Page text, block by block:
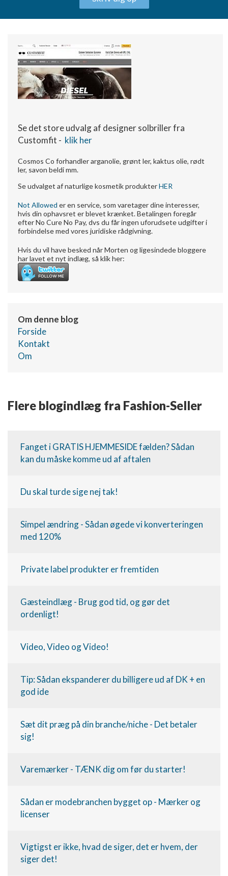
Se det store udvalg af designer solbriller fra
Customfit - klik her
Cosmos Co forhandler arganolie, grønt ler, kaktus olie, rødt
ler, savon beldi mm.
Se udvalget af naturlige kosmetik produkterHER
Not Allowed er en service, som varetager dine interesser,
hvis din ophavsret er blevet krænket. Betalingen foregår
efter No Cure No Pay, dvs du får ingen uforudsete udgifter i
forbindelse med vores juridiske rådgivning.
Hvis du vil have besked når Morten og ligesindede bloggere
har lavet et nyt indlæg, så klik her:
Om denne blog
Forside
Kontakt
Om
Flere blogindlæg fra Fashion-Seller
Fanget i GRATIS HJEMMESIDE fælden? Sådan
kan du måske komme ud af aftalen
Du skal turde sige nej tak!
Simpel ændring - Sådan øgede vi konverteringen
med 120%
Private label produkter er fremtiden
Gæsteindlæg - Brug god tid, og gør det
ordenligt!
Video, Video og Video!
Tip: Sådan ekspanderer du billigere ud af DK + en
god ide
Sæt dit præg på din branche/niche - Det betaler
sig!
Varemærker - TÆNK dig om før du starter!
Sådan er modebranchen bygget op - Mærker og
licenser
Vigtigst er ikke, hvad de siger, det er hvem, der
siger det!